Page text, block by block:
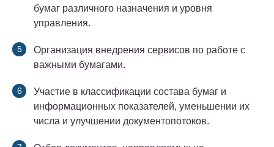
бумаг различного назначения и уровня
управления.
Организация внедрения сервисов по работе с
важными бумагами.
Участие в классификации состава бумаг и
информационных показателей, уменьшении их
числа и улучшении документопотоков.